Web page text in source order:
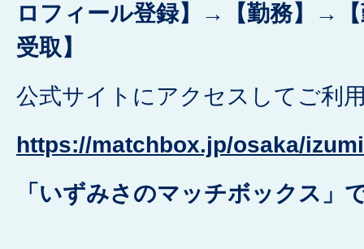
ロフィール登録】→【勤務】→
受取】
公式サイトにアクセスしてご利
https://matchbox.jp/osaka/
「いずみさのマッチボックス」